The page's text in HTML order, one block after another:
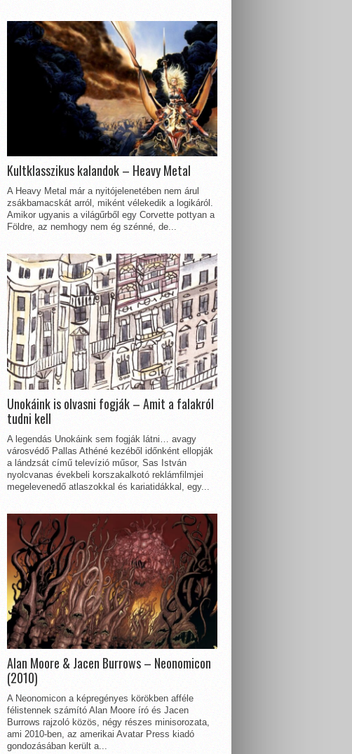
Kultklasszikus kalandok – Heavy Metal
A Heavy Metal már a nyitójelenetében nem árul
zsákbamacskát arról, miként vélekedik a logikáról.
Amikor ugyanis a világűrből egy Corvette pottyan a
Földre, az nemhogy nem ég szénné, de...
Unokáink is olvasni fogják – Amit a falakról
tudni kell
A legendás Unokáink sem fogják látni… avagy
városvédő Pallas Athéné kezéből időnként ellopják
a lándzsát című televízió műsor, Sas István
nyolcvanas évekbeli korszakalkotó reklámfilmjei
megelevenedő atlaszokkal és kariatidákkal, egy...
Alan Moore & Jacen Burrows – Neonomicon
(2010)
A Neonomicon a képregényes körökben afféle
félistennek számító Alan Moore író és Jacen
Burrows rajzoló közös, négy részes minisorozata,
ami 2010-ben, az amerikai Avatar Press kiadó
gondozásában került a...